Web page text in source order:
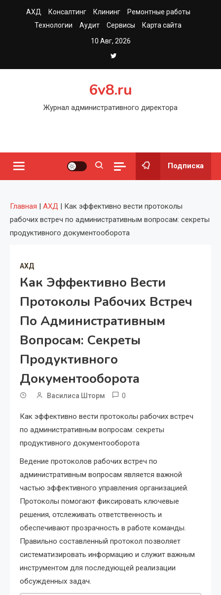
АХД Консалтинг Клининг
Ремонтные работы
Технологии
Аудит Сервисы
Карта сайта
10 Авг, 2026
6v8.ru
Журнал административного директора
Подписка
Главная | АХД | Как эффективно вести протоколы
рабочих встреч по административным вопросам: секреты
продуктивного документооборота
АХД
Как Эффективно Вести
Протоколы Рабочих Встреч
По Административным
Вопросам: Секреты
Продуктивного
Документооборота
Василиса Шторм 0
Как эффективно вести протоколы рабочих встреч
по административным вопросам: секреты
продуктивного документооборота
Ведение протоколов рабочих встреч по
административным вопросам является важной
частью эффективного управления организацией.
Протоколы помогают фиксировать ключевые
решения, отслеживать ответственность и
обеспечивают прозрачность в работе команды.
Правильно составленный протокол позволяет
систематизировать информацию и служит важным
инструментом для последующей реализации
обсужденных задач.